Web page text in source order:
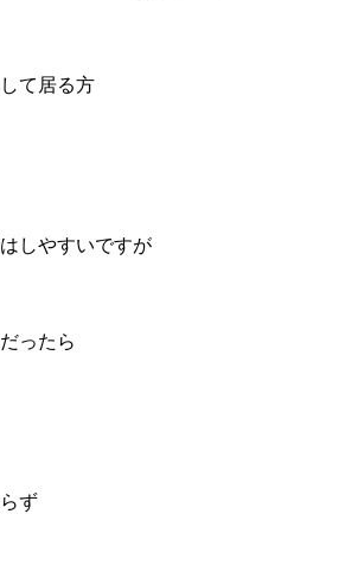
て居る方
しやすいですが
ったら
ず